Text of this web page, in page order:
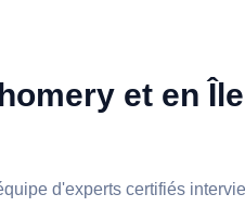
et en
d'experts certifiés